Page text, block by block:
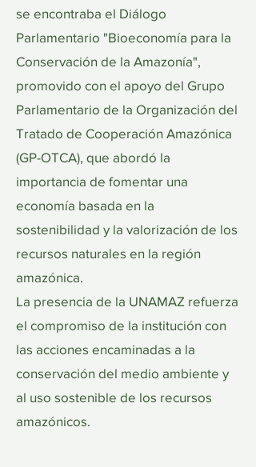
se encontraba el Diálogo
Parlamentario "Bioeconomía para la
Conservación de la Amazonía",
promovido con el apoyo del Grupo
Parlamentario de la Organización del
Tratado de Cooperación Amazónica
(GP-OTCA), que abordó la
importancia de fomentar una
economía basada en la
sostenibilidad y la valorización de los
recursos naturales en la región
amazónica.
La presencia de la UNAMAZ refuerza
el compromiso de la institución con
las acciones encaminadas a la
conservación del medio ambiente y
al uso sostenible de los recursos
amazónicos.